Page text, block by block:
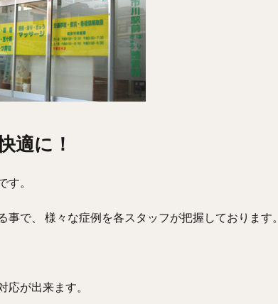
適に！
。
で、 様々な症例を各スタッフが把握しております。
が出来ます。